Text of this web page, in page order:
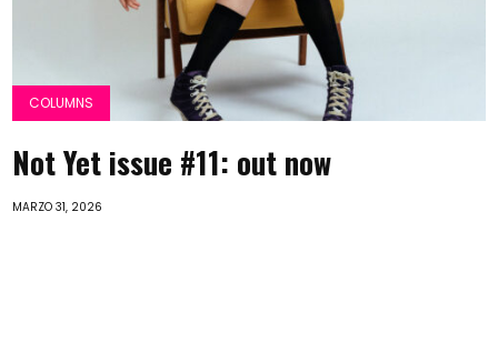
COLUMNS
Not Yet issue #11: out now
MARZO 31, 2026